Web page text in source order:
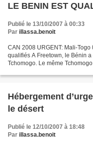
LE BENIN EST
Publié le 13/10/2007 à 00:33
Par illassa.benoit
CAN 2008 URGENT: Mali-
qualifiés A Freetown, le Bénin
Tchomogo. Le même
Hébergement
le désert
Publié le 12/10/2007 à 18:48
Par illassa.benoit